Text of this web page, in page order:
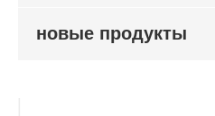
новые продукты